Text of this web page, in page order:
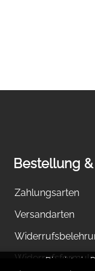
Dies ist ein
Bestellung
Zahlungsarten
Versandarten